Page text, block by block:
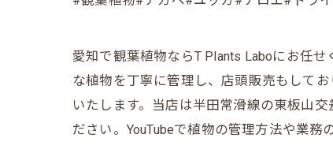
愛知で観葉植物ならT Plants Laboにお任
な植物を丁寧に管理し、店頭販売もして
いたします。当店は半田常滑線の東板山
ださい。YouTubeで植物の管理方法や業務